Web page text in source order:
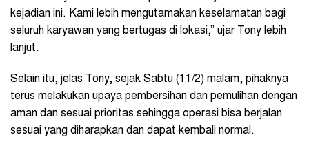
kejadian ini. Kami lebih mengutamakan keselamatan bagi
seluruh karyawan yang bertugas di lokasi,” ujar Tony lebih
lanjut.
Selain itu, jelas Tony, sejak Sabtu (11/2) malam, pihaknya
terus melakukan upaya pembersihan dan pemulihan dengan
aman dan sesuai prioritas sehingga operasi bisa berjalan
sesuai yang diharapkan dan dapat kembali normal.